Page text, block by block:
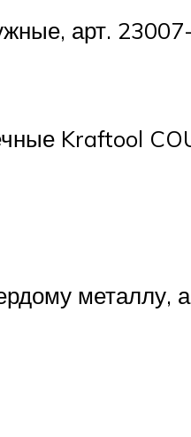
арт.
Kraftool
металлу,